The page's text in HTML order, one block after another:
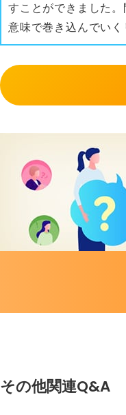
すことができました
意味で巻き込んでい
その他関連Q&A